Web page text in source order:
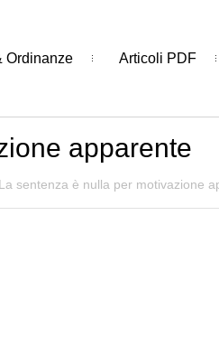
Ordinanze Articoli PDF
apparente
La sentenza è nulla per motivazione